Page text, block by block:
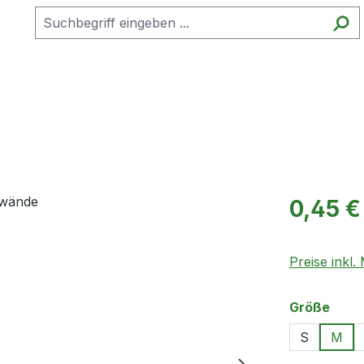
Regulärer
0,45 €
Preise inkl.
Größe
S
M